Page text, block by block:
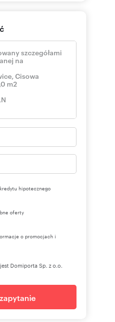
OMS
hipotecznego
oferty
o promocjach i
Domiporta Sp. z o.o.